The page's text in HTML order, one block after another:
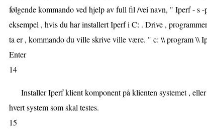
følgende kommando ved hjelp av full fil /vei navn, " Iperf - s
eksempel , hvis du har installert Iperf i C: . Drive ,
ta er , kommando du ville skrive ville være. " c: \\ program \\
Enter
14
Installer Iperf klient komponent på klienten systemet ,
hvert system som skal testes.
15